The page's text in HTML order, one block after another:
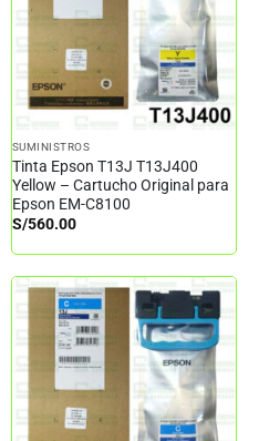
SUMINISTROS
Tinta Epson T13J T13J400
Yellow – Cartucho Original para
Epson EM-C8100
S/560.00